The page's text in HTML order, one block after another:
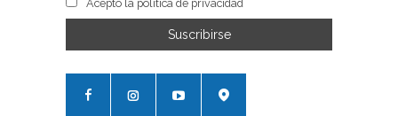
Acepto la política de privacidad